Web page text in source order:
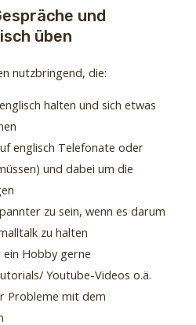
und
üben
nutzbringend, die:
halten und sich etwas
englisch Telefonate oder
und dabei um die
zu sein, wenn es darum
zu halten
Hobby gerne
Youtube-Videos o.ä.
Probleme mit dem